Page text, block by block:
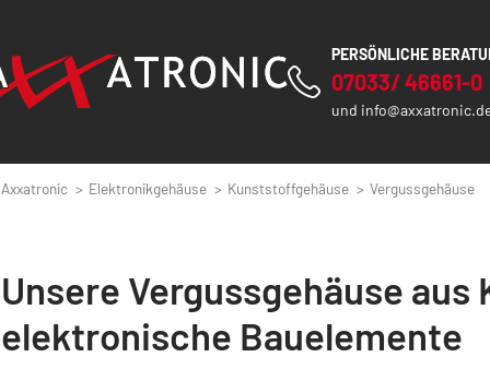
PERSÖNLICHE
07033/ 46661-0
und
Axxatronic Elektronikgehäuse Kunststoffgehäuse Vergussgehäuse
Unsere Vergussgehäuse
elektronische Bauelemente